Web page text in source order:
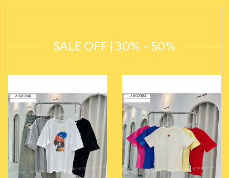
SALE OFF | 30% - 50%